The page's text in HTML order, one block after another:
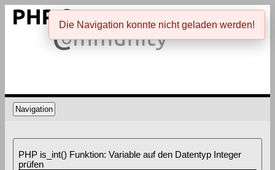
Navigation
PHP is_int() Funktion: Variable auf den Datentyp Integer
prüfen
Die Navigation konnte nicht geladen werden!